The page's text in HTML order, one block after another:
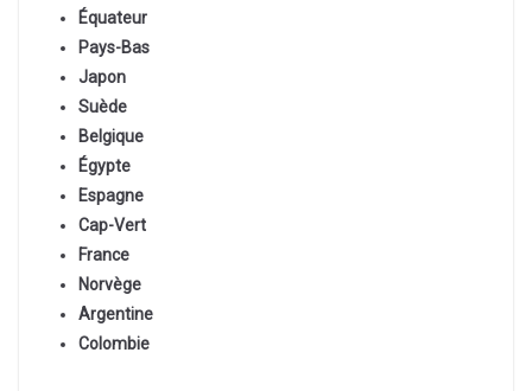
Équateur
Pays-Bas
Japon
Suède
Belgique
Égypte
Espagne
Cap-Vert
France
Norvège
Argentine
Colombie